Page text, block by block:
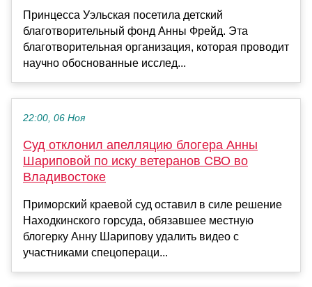
Принцесса Уэльская посетила детский
благотворительный фонд Анны Фрейд. Эта
благотворительная организация, которая проводит
научно обоснованные исслед...
22:00, 06 Ноя
Суд отклонил апелляцию блогера Анны
Шариповой по иску ветеранов СВО во
Владивостоке
Приморский краевой суд оставил в силе решение
Находкинского горсуда, обязавшее местную
блогерку Анну Шарипову удалить видео с
участниками спецопераци...